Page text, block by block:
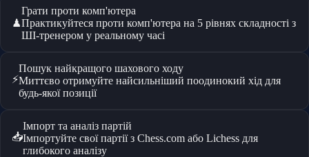
♟
Грати проти комп'ютера
Практикуйтеся проти комп'ютера на 5 рівнях складності з
ШІ-тренером у реальному часі
⚡
Пошук найкращого шахового ходу
Миттєво отримуйте найсильніший поодинокий хід для
будь-якої позиції
📥
Імпорт та аналіз партій
Імпортуйте свої партії з Chess.com або Lichess для
глибокого аналізу